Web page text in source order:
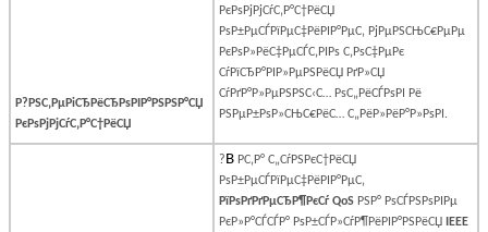
Р?РЅС‚РµРіСЂРёСЂРѕРІР°РЅРЅР°СЏ
РєРѕРјРјСѓС‚Р°С†РёСЏ
РєРѕРјРјСѓС‚Р°С†РёСЏ
РѕР±РµСЃРїРµС‡РёРІР°РµС‚ РјРµРЅСЊС€РµРµ
РєРѕР»РёС‡РµСЃС‚РІРѕ С‚РѕС‡РµРє
СѓРїСЂР°РІР»РµРЅРёСЏ РґР»СЏ
СѓРґР°Р»РµРЅРЅС‹С… РѕС„РёСЃРѕРІ Рё
РЅРµР±РѕР»СЊС€РёС… С„РёР»РёР°Р»РѕРІ.
?В Р­С‚Р° С„СѓРЅРєС†РёСЏ
РѕР±РµСЃРїРµС‡РёРІР°РµС‚
РїРѕРґРґРµСЂР¶РєСѓQoS РЅР° РѕСЃРЅРѕРІРµ
РєР»Р°СЃСЃР° РѕР±СЃР»СѓР¶РёРІР°РЅРёСЏ IEEE